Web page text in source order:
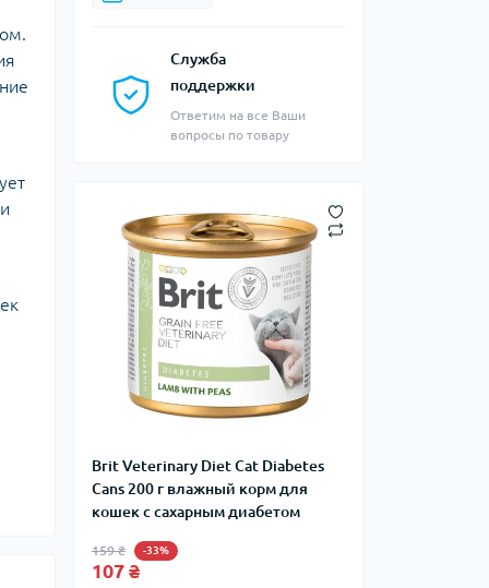
Служба
поддержки
Ответим на все Ваши
вопросы по товару
Brit Veterinary Diet Cat Diabetes
Cans 200 г влажный корм для
кошек с сахарным диабетом
159 ₴ -33%
107 ₴